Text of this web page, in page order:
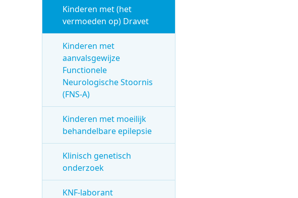
Kinderen met (het
vermoeden op) Dravet
Kinderen met
aanvalsgewijze
Functionele
Neurologische Stoornis
(FNS-A)
Kinderen met moeilijk
behandelbare epilepsie
Klinisch genetisch
onderzoek
KNF-laborant